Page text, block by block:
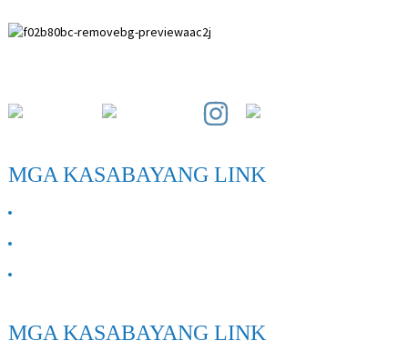
MGA KASABAYANG LINK
MGA KASABAYANG LINK